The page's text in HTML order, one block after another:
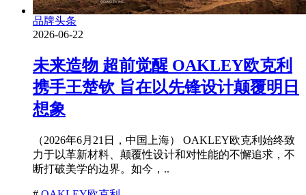
品牌头条
2026-06-22
未来造物 超前觉醒 OAKLEY欧克利
携手王楚钦 旨在以先锋设计颠覆明日
想象
（2026年6月21日，中国上海） OAKLEY欧克利始终致
力于以革新材料、颠覆性设计和对性能的不懈追求，不
断打破美学的边界。如今，..